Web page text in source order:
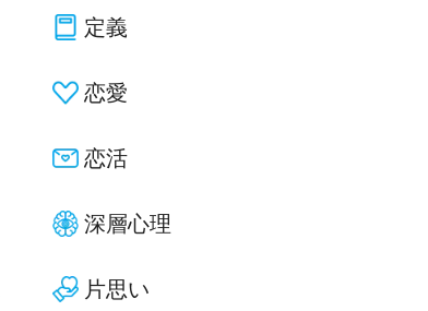
定義
恋愛
恋活
深層心理
片思い